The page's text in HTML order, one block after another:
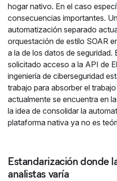
hogar nativo. En el caso
consecuencias importantes.
automatización separado
orquestación de estilo SOAR
a la de los datos de seguridad.
solicitado acceso a la API de
ingeniería de ciberseguridad
trabajo para absorber el
actualmente se encuentra en
la idea de consolidar la
plataforma nativa ya no es
Estandarización donde
analistas varía